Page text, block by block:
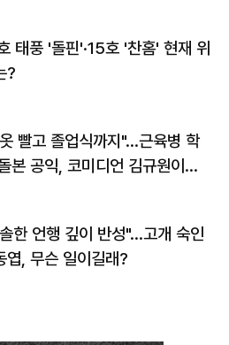
태풍 '돌핀'·15호 '찬홈' 현재 위
?
빨고 졸업식까지"…근육병 학
본 공익, 코미디언 김규원이었
한 언행 깊이 반성"…고개 숙인
엽, 무슨 일이길래?